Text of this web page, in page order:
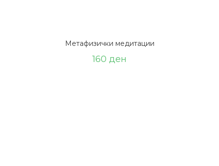
Метафизички медитации
160 ден